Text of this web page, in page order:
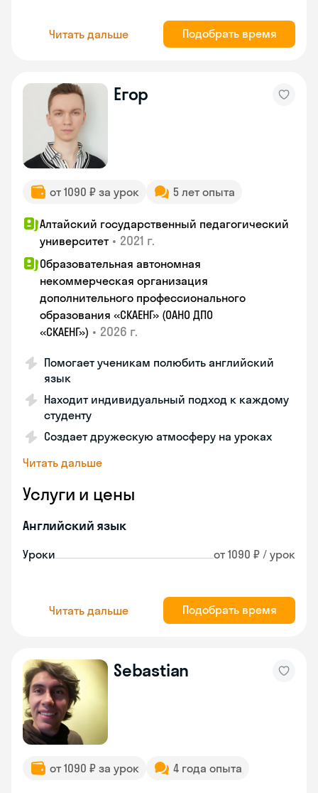
Читать дальше Подобрать время
Егор
от 1090 ₽ за урок 5 лет опыта
Алтайский государственный педагогический
университет • 2021 г.
Образовательная автономная
некоммерческая организация
дополнительного профессионального
образования «СКАЕНГ» (ОАНО ДПО
«СКАЕНГ») • 2026 г.
Помогает ученикам полюбить английский
язык
Находит индивидуальный подход к каждому
студенту
Создает дружескую атмосферу на уроках
Читать дальше
Услуги и цены
Английский язык
Уроки от 1090 ₽ / урок
Читать дальше Подобрать время
Sebastian
от 1090 ₽ за урок 4 года опыта